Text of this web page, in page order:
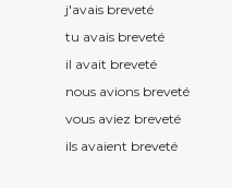
j'avais breveté
tu avais breveté
il avait breveté
nous avions breveté
vous aviez breveté
ils avaient breveté